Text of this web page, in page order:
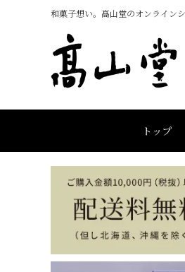
和菓子想い。髙山堂のオンライン
トップ
～